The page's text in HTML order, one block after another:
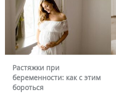
Растяжки при
беременности: как с этим
бороться